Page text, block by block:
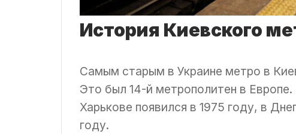
История Киевского
Самым старым в Украине метро в
Это был 14-й метрополитен в
Харькове появился в 1975 году, в
году.